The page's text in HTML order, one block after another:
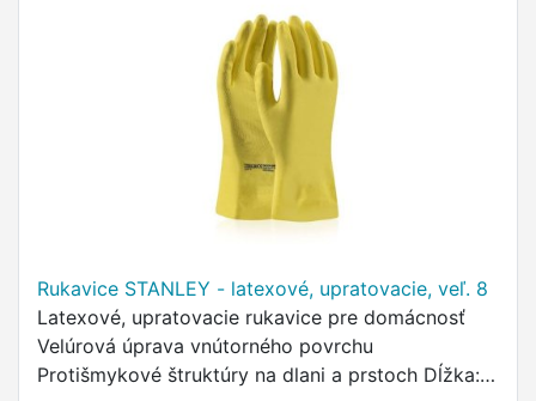
Rukavice STANLEY - latexové, upratovacie, veľ. 8
Latexové, upratovacie rukavice pre domácnosť
Velúrová úprava vnútorného povrchu
Protišmykové štruktúry na dlani a prstoch Dĺžka: